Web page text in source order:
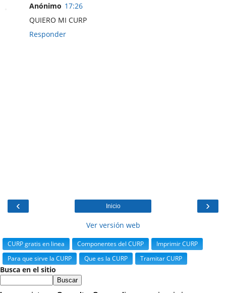
Anónimo 17:26
QUIERO MI CURP
Responder
‹ ›
Inicio
Ver versión web
CURP gratis en linea Componentes del CURP
Imprimir CURP
Para que sirve la CURP
Que es la CURP Tramitar CURP
Busca en el sitio